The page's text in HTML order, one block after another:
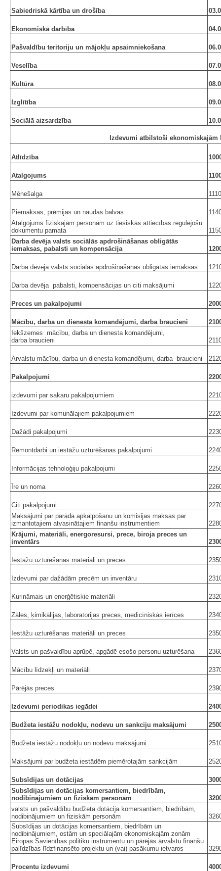
Sabiedriskā kārtība un drošība
Ekonomiskā darbība
Pašvaldību teritoriju un mājokļu apsaimniekošana
Veselība
Kultūra
Izglītība
Sociālā aizsardzība
Izdevumi atbilstoši ekonomiskajām
Atlīdzība
Atalgojums
Mēnešalga
Piemaksas, prēmijas un naudas balvas
Atalgojums fiziskajām personām uz tiesiskās attiecības regulējošu
dokumentu pamata
Darba devēja valsts sociālās apdrošināšanas obligātās
iemaksas, pabalsti un kompensācija
Darba devēja valsts sociālās apdrošināšanas obligātās iemaksas
Darba devēja pabalsti, kompensācijas un citi maksājumi
Preces un pakalpojumi
Mācību, darba un dienesta komandējumi, darba braucieni
Iekšzemes mācību, darba un dienesta komandējumi,
darba braucieni
Ārvalstu mācību, darba un dienesta komandējumi, darba braucieni
Pakalpojumi
izdevumi par sakaru pakalpojumiem
Izdevumi par komunālajiem pakalpojumiem
Dažādi pakalpojumi
Remontdarbi un iestāžu uzturēšanas pakalpojumi
Informācijas tehnoloģiju pakalpojumi
Īre un noma
Citi pakalpojumi
Maksājumi par parāda apkalpošanu un komisijas maksas par
izmantotajiem atvasinātajiem finanšu instrumentiem
Krājumi, materiāli, energoresursi, prece, biroja preces un
inventārs
Iestāžu uzturēšanas materiāli un preces
Izdevumi par dažādām precēm un inventāru
Kurināmais un enerģētiskie materiāli
Zāles, ķimikālijas, laboratorijas preces, medicīniskās ierīces
Iestāžu uzturēšanas materiāli un preces
Valsts un pašvaldību aprūpē, apgādē esošo personu uzturēšana
Mācību līdzekļi un materiāli
Pārējās preces
Izdevumi periodikas iegādei
Budžeta iestāžu nodokļu, nodevu un sankciju maksājumi
Budžeta iestāžu nodokļu un nodevu maksājumi
Maksājumi par budžeta iestādēm piemērotajām sankcijām
Subsīdijas un dotācijas
Subsīdijas un dotācijas komersantiem, biedrībām,
nodibinājumiem un fiziskām personām
valsts un pašvaldību budžeta dotācija komersantiem, biedrībām,
nodibinājumiem un fiziskām personām
Subsīdijas un dotācijas komersantiem, biedrībām un
nodibinājumiem, ostām un speciālajām ekonomiskajām zonām
Eiropas Savienības politiku instrumentu un pārējās ārvalstu finanšu
palīdzības līdzfinansēto projektu un (vai) pasākumu ietvaros
Procentu izdevumi